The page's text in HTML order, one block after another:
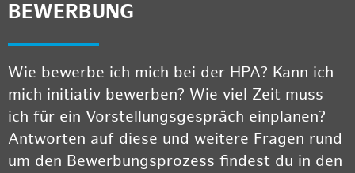
BEWERBUNG
Wie bewerbe ich mich bei der HPA? Kann ich
mich initiativ bewerben? Wie viel Zeit muss
ich für ein Vorstellungsgespräch einplanen?
Antworten auf diese und weitere Fragen rund
um den Bewerbungsprozess findest du in den